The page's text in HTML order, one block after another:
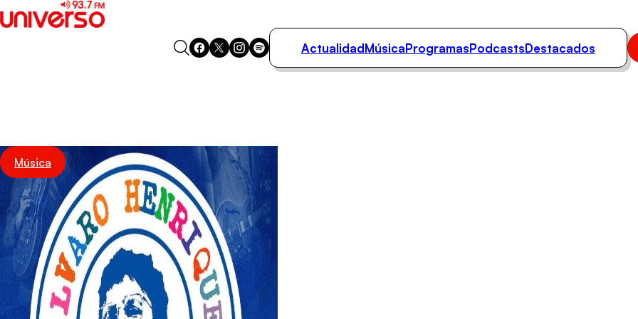
Podcasts
Destacados
ActualidadMúsicaProgramasPodcastsDestacados
Música